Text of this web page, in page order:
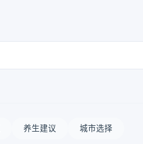
养生建议 城市选择